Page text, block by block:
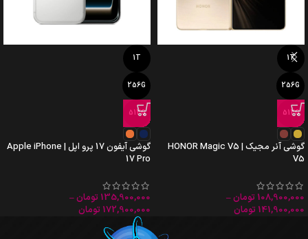
1T
256G
512G
گوشی آنر مجیک HONOR Magic V5 |
V5
108,900,000 تومان–
141,900,000 تومان
1T
256G
512G
گوشی آیفون 17 پرو اپل | Apple iPhone
17 Pro
135,900,000 تومان–
172,900,000 تومان